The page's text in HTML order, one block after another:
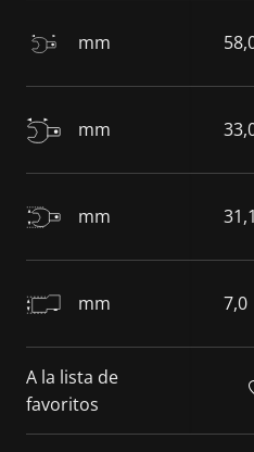
mm
mm
mm 31,1
mm 7,0
A la lista de
favoritos